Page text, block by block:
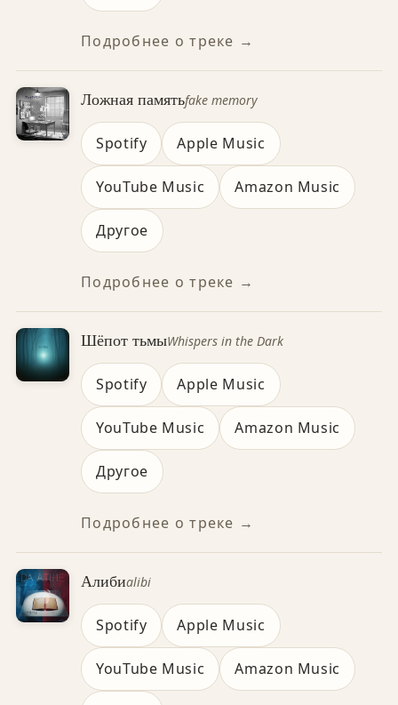
Подробнее о треке →
Ложная памятьfake memory
Spotify Apple Music
YouTube Music Amazon Music
Другое
Подробнее о треке →
Шёпот тьмыWhispers in the Dark
Spotify Apple Music
YouTube Music Amazon Music
Другое
Подробнее о треке →
Алибиalibi
Spotify Apple Music
YouTube Music Amazon Music